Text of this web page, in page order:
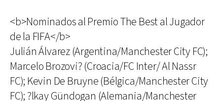
<b>Nominados al Premio The Best al Jugador
de la FIFA</b>
Julián Álvarez (Argentina/Manchester City FC);
Marcelo Brozovi? (Croacia/FC Inter/ Al Nassr
FC); Kevin De Bruyne (Bélgica/Manchester City
FC); ?lkay Gündogan (Alemania/Manchester